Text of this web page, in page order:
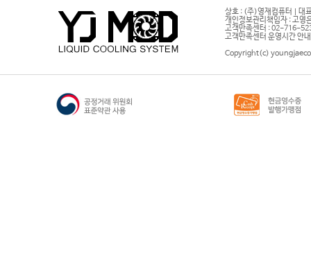
상호 : (주)영재컴퓨터 | 대
개인정보관리책임자 : 고영
고객만족센터 : 02-716-
고객만족센터 운영시간 안
Copyright(c)